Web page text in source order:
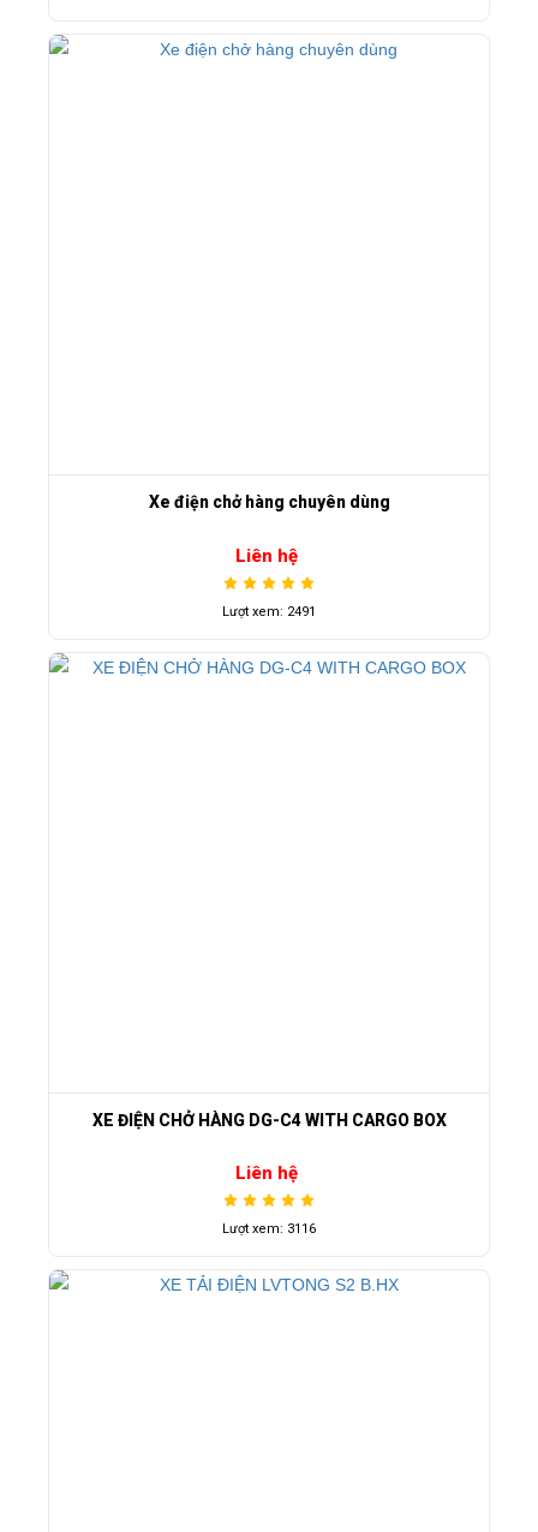
Xe điện chở hàng chuyên dùng
Liên hệ
Lượt xem: 2491
XE ĐIỆN CHỞ HÀNG DG-C4 WITH CARGO BOX
Liên hệ
Lượt xem: 3116